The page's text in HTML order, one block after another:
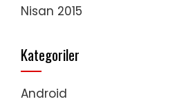
Nisan 2015
Kategoriler
Android